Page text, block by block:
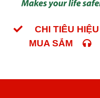
CHI TIÊU
MUA SẮM